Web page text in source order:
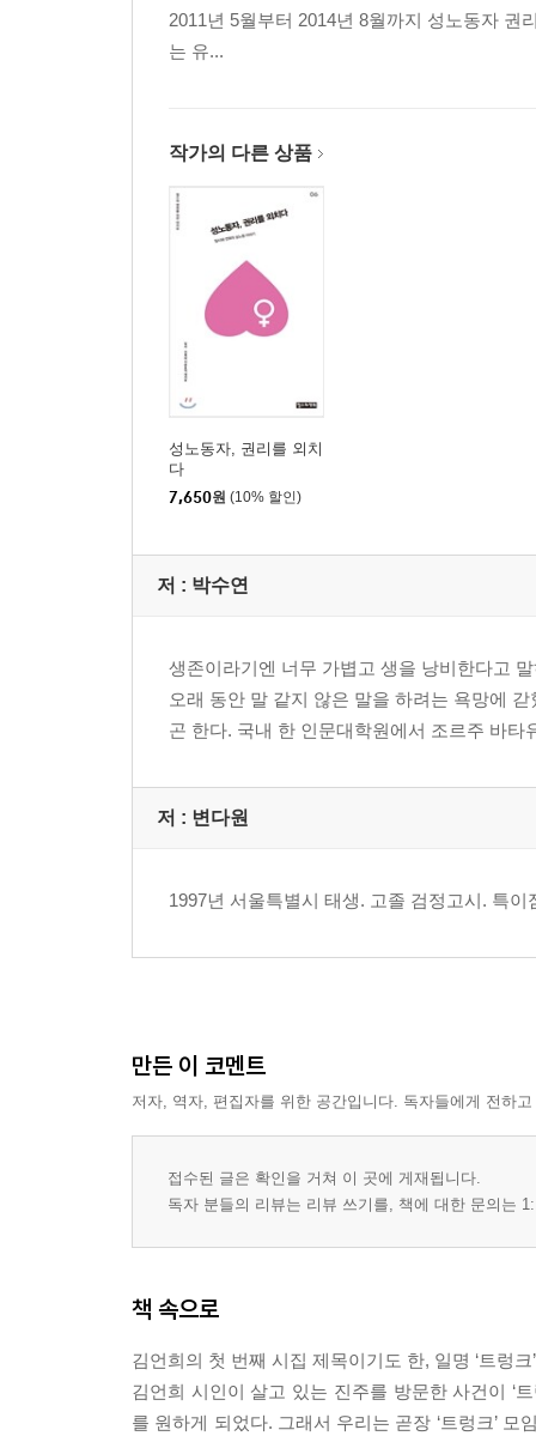
2011년 5월부터 2014년 8월까지 성노동자 권
는 유...
작가의 다른 상품
성노동자, 권리를 외치
다
7,650원 (10% 할인)
저 : 박수연
생존이라기엔 너무 가볍고 생을 낭비한다고
오래 동안 말 같지 않은 말을 하려는 욕망에
곤 한다. 국내 한 인문대학원에서 조르주 바타
저 : 변다원
1997년 서울특별시 태생. 고졸 검정고시. 특이
만든 이 코멘트
저자, 역자, 편집자를 위한 공간입니다. 독자들에게 전하
접수된 글은 확인을 거쳐 이 곳에 게재됩니다.
독자 분들의 리뷰는 리뷰 쓰기를, 책에 대한 문의는
책 속으로
김언희의 첫 번째 시집 제목이기도 한, 일명 ‘트렁
김언희 시인이 살고 있는 진주를 방문한 사건이 ‘
를 원하게 되었다. 그래서 우리는 곧장 ‘트렁크’